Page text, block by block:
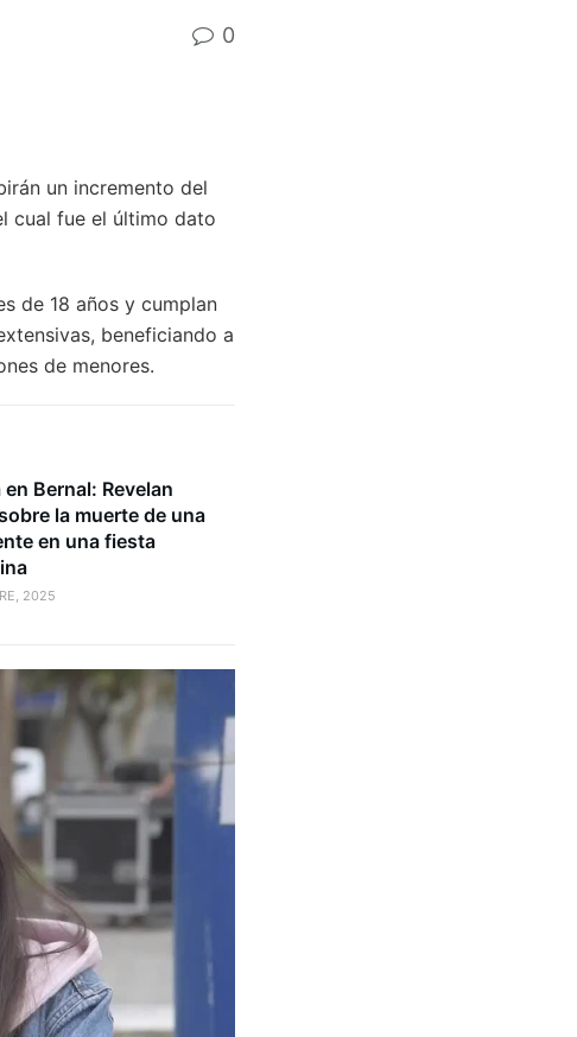
0
un incremento del
cual fue el último dato
de 18 años y cumplan
beneficiando a
de menores.
Bernal: Revelan
la muerte de una
en una fiesta
2025